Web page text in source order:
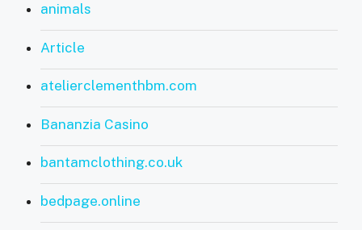
animals
Article
atelierclementhbm.com
Bananzia Casino
bantamclothing.co.uk
bedpage.online